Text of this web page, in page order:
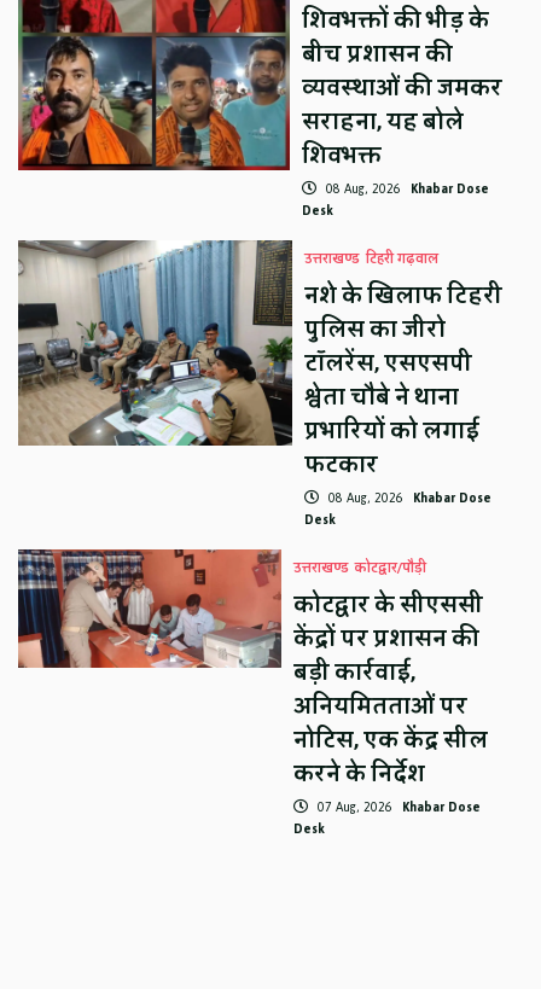
शिवभक्तों की भीड़ के
बीच प्रशासन की
व्यवस्थाओं की जमकर
सराहना, यह बोले
शिवभक्त
08 Aug, 2026 Khabar Dose
Desk
उत्तराखण्ड टिहरी गढ़वाल
नशे के खिलाफ टिहरी
पुलिस का जीरो
टॉलरेंस, एसएसपी
श्वेता चौबे ने थाना
प्रभारियों को लगाई
फटकार
08 Aug, 2026 Khabar Dose
Desk
उत्तराखण्ड कोटद्वार/पौड़ी
कोटद्वार के सीएससी
केंद्रों पर प्रशासन की
बड़ी कार्रवाई,
अनियमितताओं पर
नोटिस, एक केंद्र सील
करने के निर्देश
07 Aug, 2026 Khabar Dose
Desk